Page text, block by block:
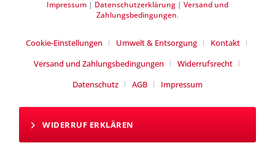
Impressum | Datenschutzerklärung | Versand und
Zahlungsbedingungen.
Cookie-Einstellungen Umwelt & Entsorgung
Kontakt
Versand und Zahlungsbedingungen
Widerrufsrecht
Datenschutz
AGB Impressum
WIDERRUF ERKLÄREN